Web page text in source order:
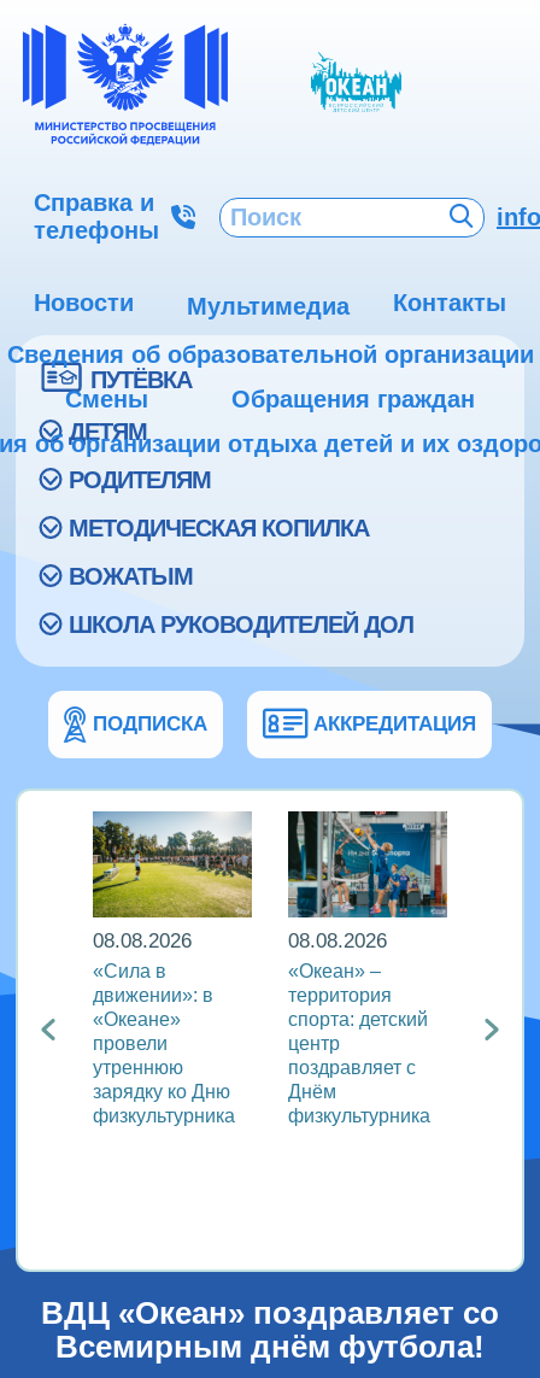
Справка и
телефоны
Новости Мультимедиа
Контакты
Сведения об образовательной организации
Смены
Обращения граждан
об организации отдыха детей и их
ПУТЁВКА
ДЕТЯМ
РОДИТЕЛЯМ
МЕТОДИЧЕСКАЯ КОПИЛКА
ВОЖАТЫМ
ШКОЛА РУКОВОДИТЕЛЕЙ ДОЛ
ПОДПИСКА АККРЕДИТАЦИЯ
с
08.08.2026
«Сила в
движении»: в
«Океане»
провели
утреннюю
зарядку ко Дню
физкультурника
08.08.2026
«Океан» –
территория
спорта: детский
центр
поздравляет с
Днём
физкультурника
ВДЦ «Океан» поздравляет со
Всемирным днём футбола!